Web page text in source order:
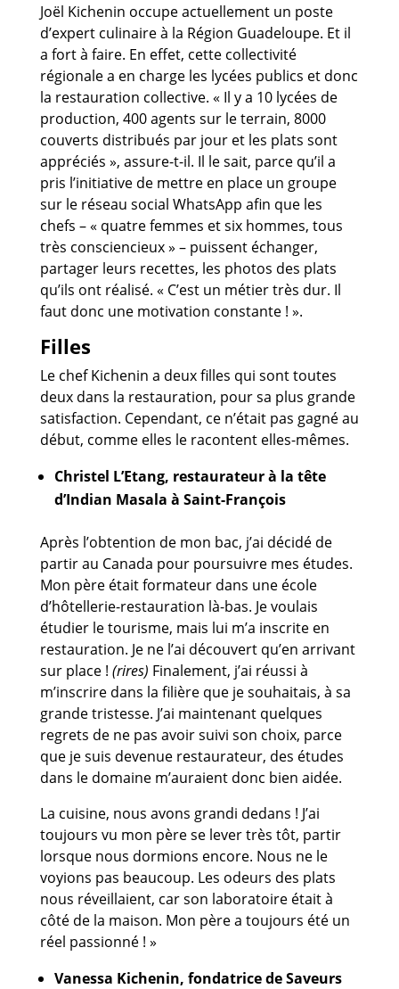
Joël Kichenin occupe actuellement un poste
d’expert culinaire à la Région Guadeloupe. Et il
a fort à faire. En effet, cette collectivité
régionale a en charge les lycées publics et donc
la restauration collective. « Il y a 10 lycées de
production, 400 agents sur le terrain, 8000
couverts distribués par jour et les plats sont
appréciés », assure-t-il. Il le sait, parce qu’il a
pris l’initiative de mettre en place un groupe
sur le réseau social WhatsApp afin que les
chefs – « quatre femmes et six hommes, tous
très consciencieux » – puissent échanger,
partager leurs recettes, les photos des plats
qu’ils ont réalisé. « C’est un métier très dur. Il
faut donc une motivation constante ! ».
Filles
Le chef Kichenin a deux filles qui sont toutes
deux dans la restauration, pour sa plus grande
satisfaction. Cependant, ce n’était pas gagné au
début, comme elles le racontent elles-mêmes.
Christel L’Etang, restaurateur à la tête
d’Indian Masala à Saint-François
Après l’obtention de mon bac, j’ai décidé de
partir au Canada pour poursuivre mes études.
Mon père était formateur dans une école
d’hôtellerie-restauration là-bas. Je voulais
étudier le tourisme, mais lui m’a inscrite en
restauration. Je ne l’ai découvert qu’en arrivant
sur place ! (rires) Finalement, j’ai réussi à
m’inscrire dans la filière que je souhaitais, à sa
grande tristesse. J’ai maintenant quelques
regrets de ne pas avoir suivi son choix, parce
que je suis devenue restaurateur, des études
dans le domaine m’auraient donc bien aidée.
La cuisine, nous avons grandi dedans ! J’ai
toujours vu mon père se lever très tôt, partir
lorsque nous dormions encore. Nous ne le
voyions pas beaucoup. Les odeurs des plats
nous réveillaient, car son laboratoire était à
côté de la maison. Mon père a toujours été un
réel passionné ! »
Vanessa Kichenin, fondatrice de Saveurs